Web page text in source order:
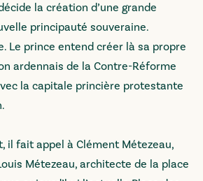
la création d’une grande
principauté souveraine.
Le prince entend créer là sa propre
ardennais de la Contre-Réforme
la capitale princière protestante
il fait appel à Clément Métezeau,
Métezeau, architecte de la place